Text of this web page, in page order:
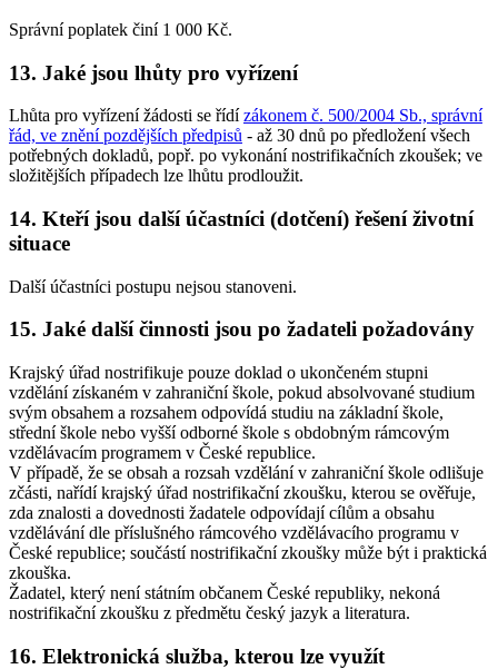
Správní poplatek činí 1 000 Kč.
13. Jaké jsou lhůty pro vyřízení
Lhůta pro vyřízení žádosti se řídízákonem č. 500/2004 Sb., správní
řád, ve znění pozdějších předpisů - až 30 dnů po předložení všech
potřebných dokladů, popř. po vykonání nostrifikačních zkoušek; ve
složitějších případech lze lhůtu prodloužit.
14. Kteří jsou další účastníci (dotčení) řešení životní
situace
Další účastníci postupu nejsou stanoveni.
15. Jaké další činnosti jsou po žadateli požadovány
Krajský úřad nostrifikuje pouze doklad o ukončeném stupni
vzdělání získaném v zahraniční škole, pokud absolvované studium
svým obsahem a rozsahem odpovídá studiu na základní škole,
střední škole nebo vyšší odborné škole s obdobným rámcovým
vzdělávacím programem v České republice.
V případě, že se obsah a rozsah vzdělání v zahraniční škole odlišuje
zčásti, nařídí krajský úřad nostrifikační zkoušku, kterou se ověřuje,
zda znalosti a dovednosti žadatele odpovídají cílům a obsahu
vzdělávání dle příslušného rámcového vzdělávacího programu v
České republice; součástí nostrifikační zkoušky může být i praktická
zkouška.
Žadatel, který není státním občanem České republiky, nekoná
nostrifikační zkoušku z předmětu český jazyk a literatura.
16. Elektronická služba, kterou lze využít